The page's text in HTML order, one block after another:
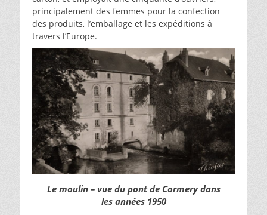
principalement des femmes pour la confection
des produits, l’emballage et les expéditions à
travers l’Europe.
Le moulin – vue du pont de Cormery dans
les années 1950